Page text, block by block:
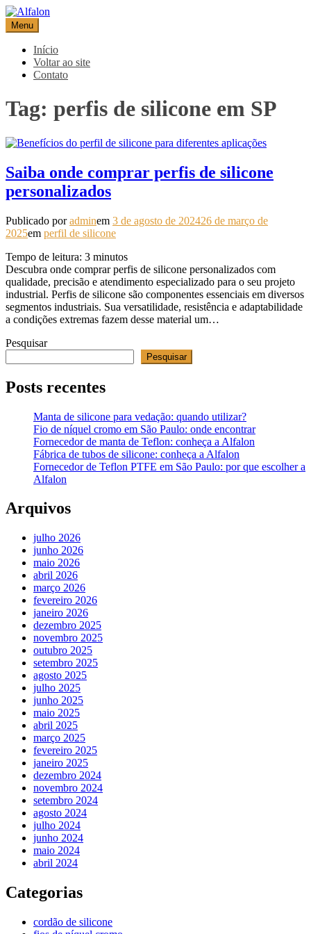
Pular
para
o
conteúdo
Alfalon
comércio e serviços pertinentes aos produtos de embalagens
Menu
Início
Voltar ao site
Contato
Tag: perfis de silicone em SP
Saiba onde comprar perfis de silicone
personalizados
Publicado poradminem 3 de agosto de 202426 de março de
2025em perfil de silicone
Tempo de leitura: 3 minutos
Descubra onde comprar perfis de silicone personalizados com
qualidade, precisão e atendimento especializado para o seu projeto
industrial. Perfis de silicone são componentes essenciais em diversos
segmentos industriais. Sua versatilidade, resistência e adaptabilidade
a condições extremas fazem desse material um…
Pesquisar
Pesquisar
Posts recentes
Manta de silicone para vedação: quando utilizar?
Fio de níquel cromo em São Paulo: onde encontrar
Fornecedor de manta de Teflon: conheça a Alfalon
Fábrica de tubos de silicone: conheça a Alfalon
Fornecedor de Teflon PTFE em São Paulo: por que escolher a
Alfalon
Arquivos
julho 2026
junho 2026
maio 2026
abril 2026
março 2026
fevereiro 2026
janeiro 2026
dezembro 2025
novembro 2025
outubro 2025
setembro 2025
agosto 2025
julho 2025
junho 2025
maio 2025
abril 2025
março 2025
fevereiro 2025
janeiro 2025
dezembro 2024
novembro 2024
setembro 2024
agosto 2024
julho 2024
junho 2024
maio 2024
abril 2024
Categorias
cordão de silicone